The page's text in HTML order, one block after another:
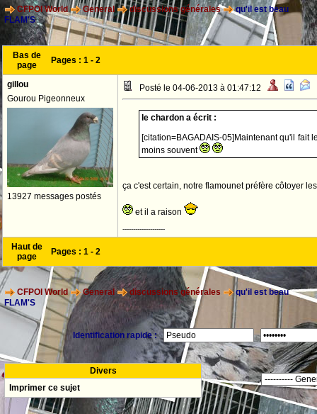
CFPOI World General discussions générales
qu'il est beau
FLAM'S
Bas de
page
Pages : 1 - 2
gillou
Gourou Pigeonneux
13927 messages postés
Posté le 04-06-2013 à 01:47:12
le chardon a écrit :
[citation=BAGADAIS-05]Maintenant qu'il fait
moins souvent
ça c'est certain, notre flamounet préfère côtoyer
et il a raison
--------------------
Haut de
page
Pages : 1 - 2
CFPOI World General discussions générales
qu'il est beau
FLAM'S
Identification rapide :
Divers
Imprimer ce sujet